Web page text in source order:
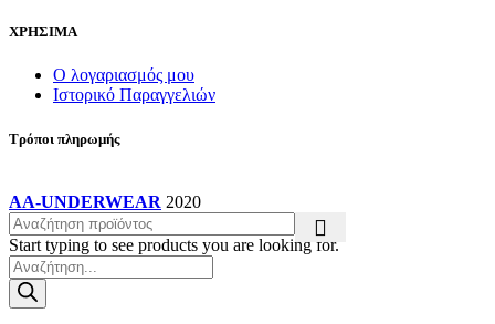
ΧΡΗΣΙΜΑ
Ο λογαριασμός μου
Ιστορικό Παραγγελιών
Τρόποι πληρωμής
AA-UNDERWEAR 2020
Start typing to see products you are looking for.
Products
search